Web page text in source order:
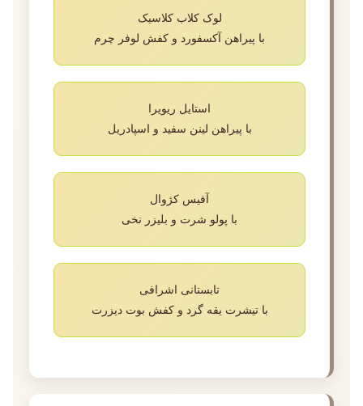
لوک کلاب کلاسیک
با پیراهن آکسفورد و کفش لوفر چرم
استایل ریویرا
با پیراهن لینن سفید و اسپادریل
آفیس کژوال
با پولو شرت و بلیزر نخی
تابستانی اشرافی
با تیشرت یقه گرد و کفش بوت دیزرت